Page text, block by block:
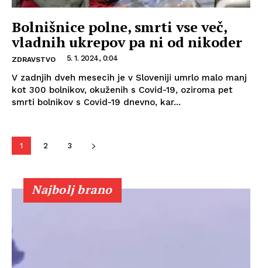
Bolnišnice polne, smrti vse več,
vladnih ukrepov pa ni od nikoder
ZDRAVSTVO 5. 1. 2024, 0:04
V zadnjih dveh mesecih je v Sloveniji umrlo malo manj
kot 300 bolnikov, okuženih s Covid-19, oziroma pet
smrti bolnikov s Covid-19 dnevno, kar...
1 2 3
Najbolj brano